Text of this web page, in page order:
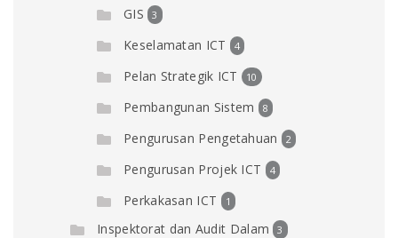
GIS 3
Keselamatan ICT 4
Pelan Strategik ICT 10
Pembangunan Sistem 8
Pengurusan Pengetahuan 2
Pengurusan Projek ICT 4
Perkakasan ICT 1
Inspektorat dan Audit Dalam 3